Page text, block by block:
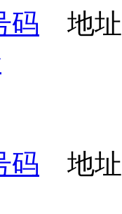
码 地址
码 地址